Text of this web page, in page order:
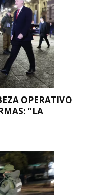
OPERATIVO
“LA